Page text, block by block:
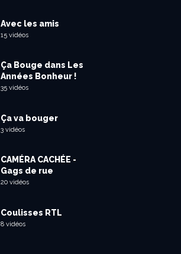
Avec les amis
15 vidéos
Ça Bouge dans Les
Années Bonheur !
35 vidéos
Ça va bouger
3 vidéos
CAMÉRA CACHÉE -
Gags de rue
20 vidéos
Coulisses RTL
8 vidéos